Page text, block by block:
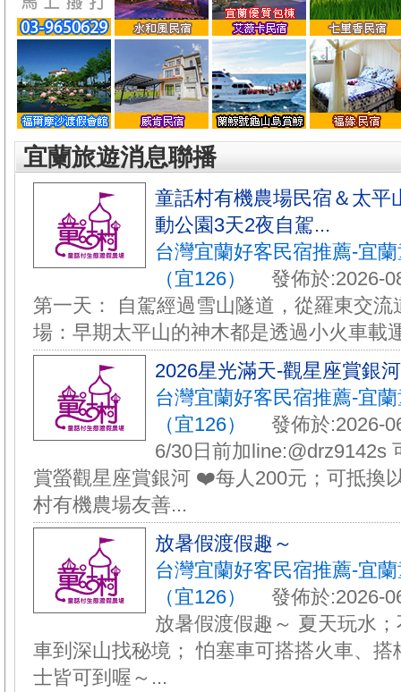
宜蘭旅遊消息聯播
童話村有機農場民宿＆太平
動公園3天2夜自駕...
台灣宜蘭好客民宿推薦-宜
（宜126）
發佈於:2026-
第一天： 自駕經過雪山隧道，從羅東交流
場：早期太平山的神木都是透過小火車載
️2026星光滿天-觀星座賞銀
台灣宜蘭好客民宿推薦-宜
（宜126）
發佈於:2026-
6/30日前加line:@drz9142s
賞螢觀星座賞銀河 ❤️每人200元；可抵換
村有機農場友善...
放暑假渡假趣～
台灣宜蘭好客民宿推薦-宜
（宜126）
發佈於:2026-
放暑假渡假趣～ 夏天玩水
車到深山找秘境； 怕塞車可搭搭火車、
士皆可到喔～...